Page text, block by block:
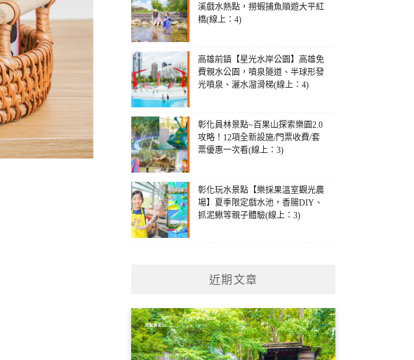
溪戲水熱點，撈蝦捕魚順遊大平紅
橋(線上：4)
高雄前鎮【星光水岸公園】高雄免
費親水公園，噴泉隧道、半球形發
光噴泉、灑水溜滑梯(線上：4)
彰化員林景點~百果山探索樂園2.0
攻略！12項全新設施/門票收費/套
票優惠一次看(線上：3)
彰化玩水景點【樂採果溫室觀光農
場】夏季限定戲水池，香腸DIY、
抓泥鰍等親子體驗(線上：3)
近期文章